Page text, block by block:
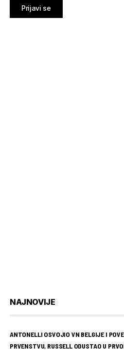
Prijavi se
NAJNOVIJE
ANTONELLI OSVOJIO VN BELGIJE I
PRVENSTVU, RUSSELL ODUSTAO U